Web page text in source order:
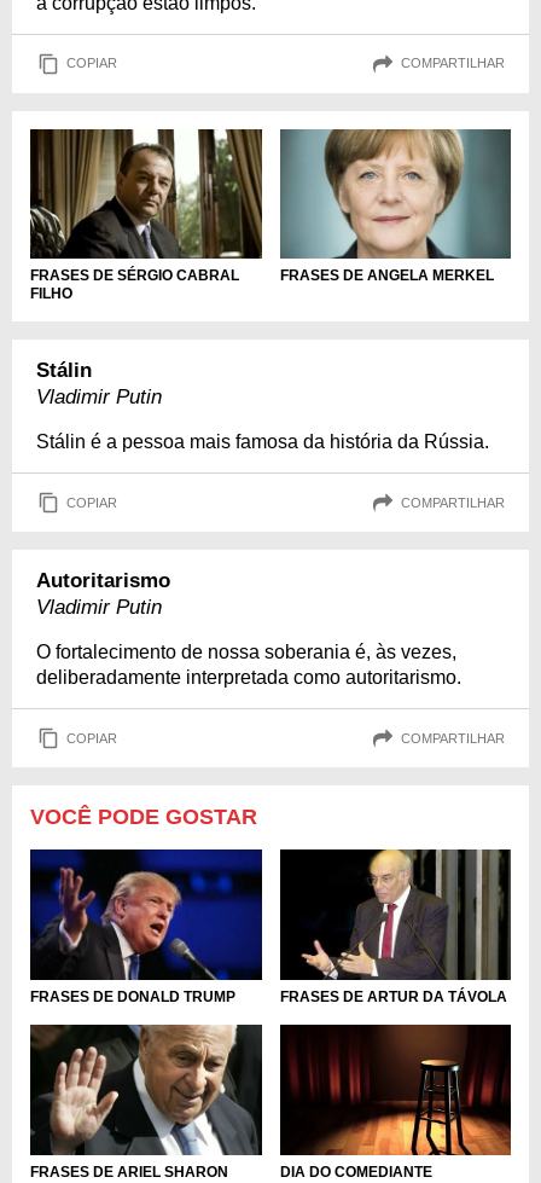
COPIAR COMPARTILHAR
FRASES DE SÉRGIO CABRAL
FILHO
FRASES DE ANGELA MERKEL
Stálin
Vladimir Putin
Stálin é a pessoa mais famosa da história da Rússia.
COPIAR COMPARTILHAR
Autoritarismo
Vladimir Putin
O fortalecimento de nossa soberania é, às vezes,
deliberadamente interpretada como autoritarismo.
COPIAR COMPARTILHAR
VOCÊ PODE GOSTAR
FRASES DE DONALD TRUMP FRASES DE ARTUR DA TÁVOLA
FRASES DE ARIEL SHARON DIA DO COMEDIANTE